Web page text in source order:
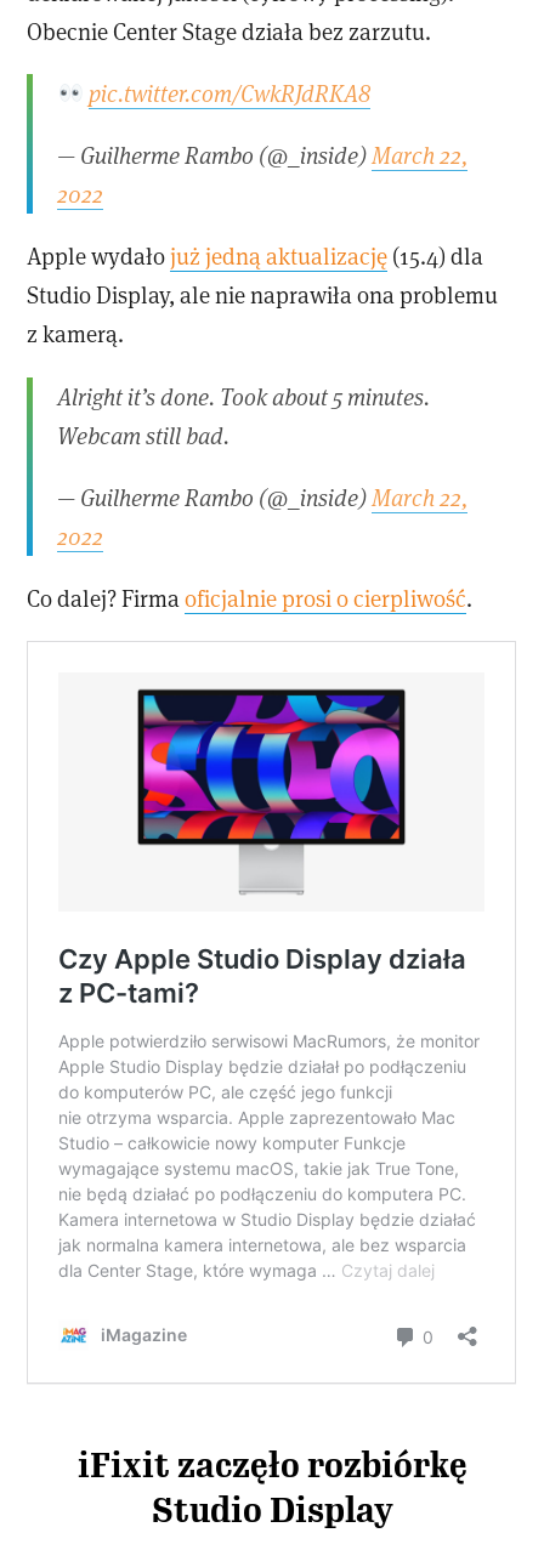
Obecnie Center Stage działa bez zarzutu.
pic.twitter.com/CwkRJdRKA8
— Guilherme Rambo (@_inside)March 22,
2022
Apple wydałojuż jedną aktualizację (15.4) dla
Studio Display, ale nie naprawiła ona problemu
z kamerą.
Alright it’s done. Took about 5 minutes.
Webcam still bad.
— Guilherme Rambo (@_inside) March 22,
2022
Co dalej? Firmaoficjalnie prosi o cierpliwość.
iFixit zaczęło rozbiórkę
Studio Display